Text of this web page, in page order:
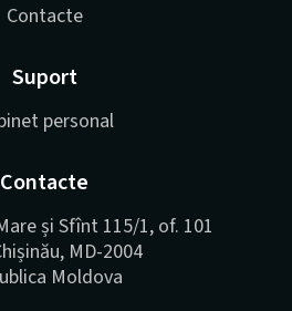
Contacte
Suport
personal
Contacte
și Sfînt 115/1, of. 101
MD-2004
Moldova